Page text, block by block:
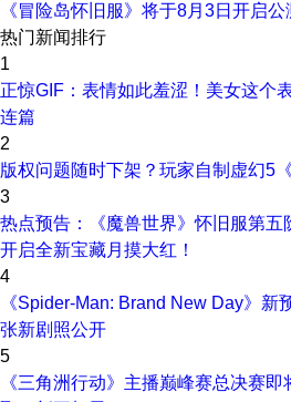
《冒险岛怀旧服》将于8月3日开启
热门新闻排行
1
正惊GIF：表情如此羞涩！美女这个
连篇
2
版权问题随时下架？玩家自制虚幻5
3
热点预告：《魔兽世界》怀旧服第五
开启全新宝藏月摸大红！
4
《Spider-Man: Brand New Day》新
张新剧照公开
5
《三角洲行动》主播巅峰赛总决赛